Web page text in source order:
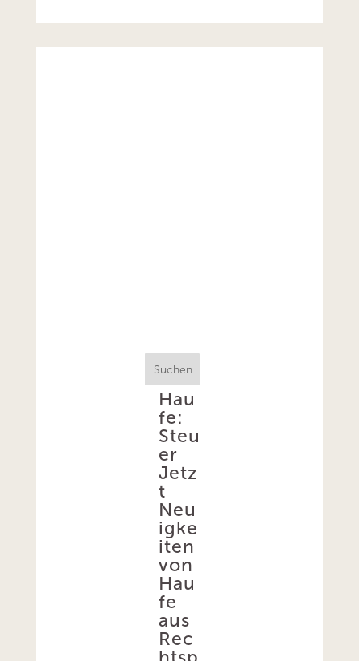
Suchen
Hau
fe:
Steu
er
Jetz
t
Neu
igke
iten
von
Hau
fe
aus
Rec